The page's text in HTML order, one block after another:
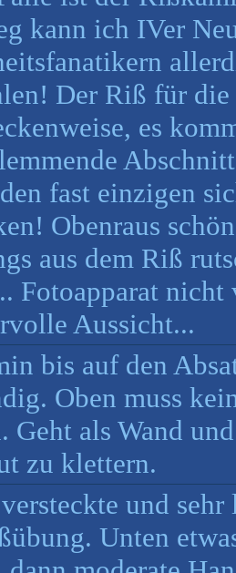
kann ich IVer
Der Riß für
es
fast einzigen
Obenraus
aus dem Riß
Fotoapparat nicht
Aussicht...
bis auf den
Oben muss
Geht als Wand
zu klettern.
und sehr
Unten